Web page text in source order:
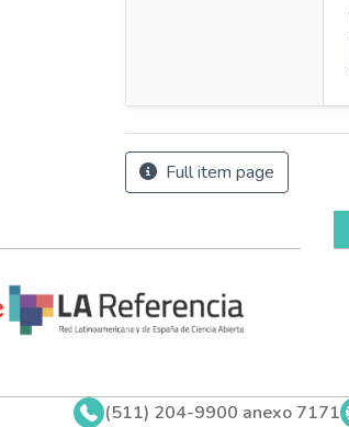
Full item page
(511) 204-9900 anexo 7171